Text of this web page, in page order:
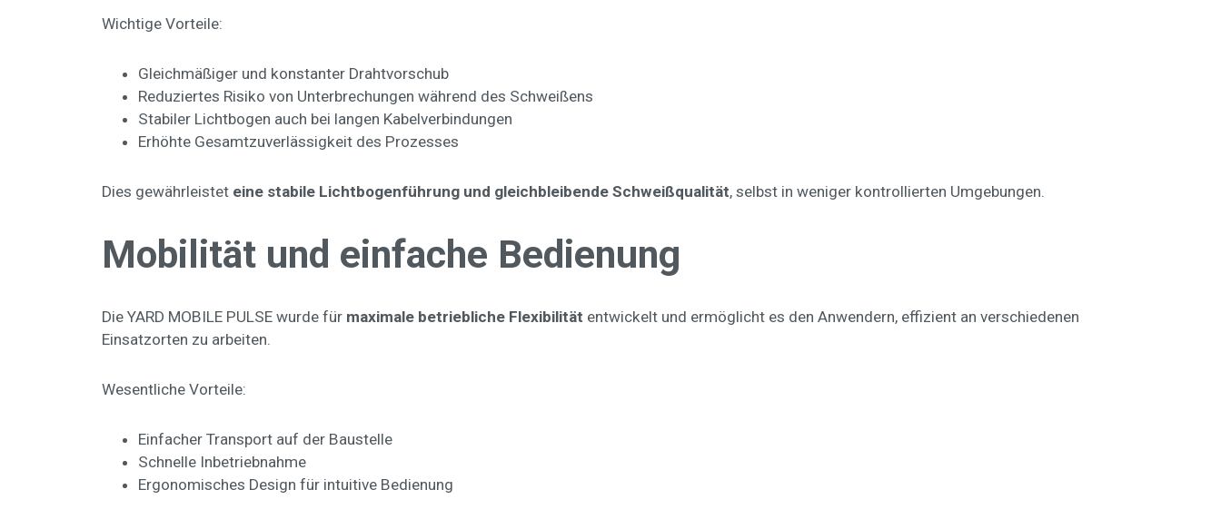
Wichtige Vorteile:
Gleichmäßiger und konstanter Drahtvorschub
Reduziertes Risiko von Unterbrechungen während des Schweißens
Stabiler Lichtbogen auch bei langen Kabelverbindungen
Erhöhte Gesamtzuverlässigkeit des Prozesses
Dies gewährleistet eine stabile Lichtbogenführung und gleichbleibende Schweißqualität, selbst in weniger kontrollierten Umgebungen.
Mobilität und einfache Bedienung
Die YARD MOBILE PULSE wurde für maximale betriebliche Flexibilität entwickelt und ermöglicht es den Anwendern, effizient an verschiedenen
Einsatzorten zu arbeiten.
Wesentliche Vorteile:
Einfacher Transport auf der Baustelle
Schnelle Inbetriebnahme
Ergonomisches Design für intuitive Bedienung